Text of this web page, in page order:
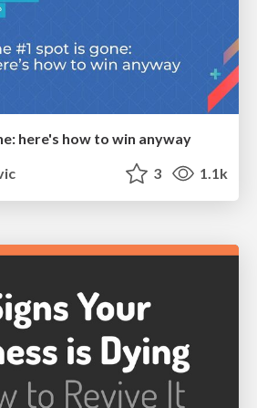
here's how to win anyway
3 1.1k